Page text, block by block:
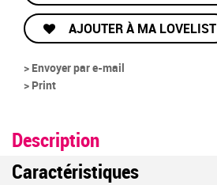
AJOUTER À MA LOVELIST
> Envoyer par e-mail
> Print
Description
Caractéristiques